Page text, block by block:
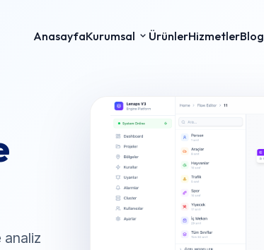
AnasayfaKurumsal ÜrünlerHizmetlerBlog
analiz